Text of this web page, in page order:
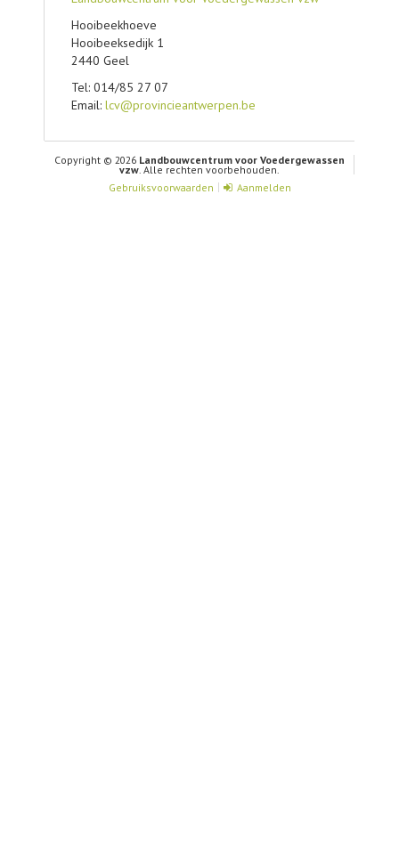
Hooibeekhoeve
Hooibeeksedijk 1
2440 Geel
Tel: 014/85 27 07
Email: lcv@provincieantwerpen.be
Copyright © 2026 Landbouwcentrum voor Voedergewassen
vzw. Alle rechten voorbehouden.
Gebruiksvoorwaarden
Aanmelden